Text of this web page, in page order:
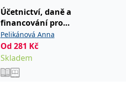
Účetnictví, daně a
financování pro
nestátní neziskovky
Pelikánová Anna
Od 281 Kč
Skladem